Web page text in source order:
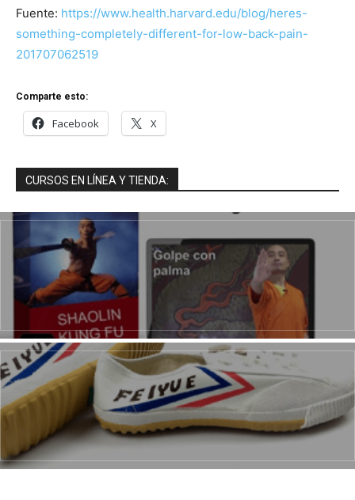
Fuente: https://www.health.harvard.edu/blog/heres-
something-completely-different-for-low-back-pain-
201707062519
Comparte esto:
Facebook X
CURSOS EN LÍNEA Y TIENDA: